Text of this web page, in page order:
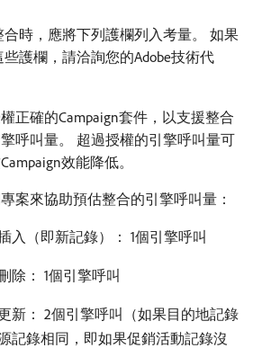
合時，應將下列護欄列入考量。 如果
護欄，請洽詢您的Adobe技術代
正確的Campaign套件，以支援整合
呼叫量。 超過授權的引擎呼叫量可
效能降低。
案來協助預估整合的引擎呼叫量：
入（即新記錄）： 1個引擎呼叫
除： 1個引擎呼叫
新： 2個引擎呼叫（如果目的地記錄
記錄相同，即如果促銷活動記錄沒